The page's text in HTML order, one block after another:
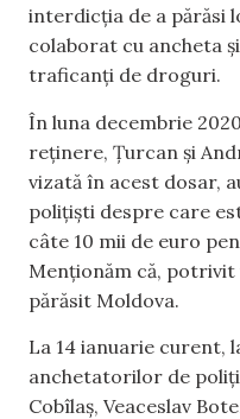
interdicția de a părăsi
colaborat cu ancheta
traficanți de droguri.
În luna decembrie
reținere, Țurcan și
vizată în acest dosar,
polițiști despre care
câte 10 mii de euro
Menționăm că,
părăsit Moldova.
La 14 ianuarie curent,
anchetatorilor de
Cobîlaș, Veaceslav